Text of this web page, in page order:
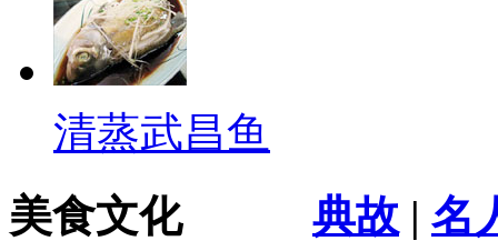
清蒸武昌鱼
美食文化 典故 | 名